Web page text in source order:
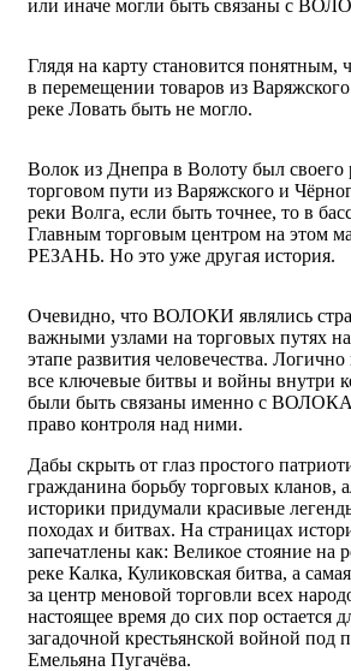
или иначе могли быть связаны с
Глядя на карту становится понятным,
в перемещении товаров из
реке Ловать быть не могло.
Волок из Днепра в Волоту был своего
торговом пути из Варяжского и
реки Волга, если быть точнее, то в
Главным торговым центром на этом
РЕЗАНЬ. Но это уже другая история.
Очевидно, что ВОЛОКИ являлись
важными узлами на торговых путях
этапе развития человечества.
все ключевые битвы и войны внутри
были быть связаны именно с
право контроля над ними.
Дабы скрыть от глаз простого
гражданина борьбу торговых кланов,
историки придумали красивые
походах и битвах. На страницах
запечатлены как: Великое стояние на
реке Калка, Куликовская битва, а
за центр меновой торговли всех
настоящее время до сих пор остается
загадочной крестьянской войной под
Емельяна Пугачёва.